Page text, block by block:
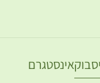
אינסטגרם